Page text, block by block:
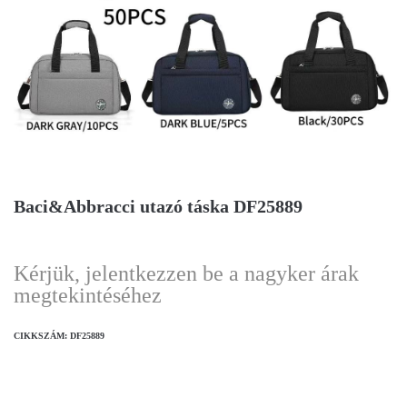
Baci&Abbracci utazó táska DF25889
Kérjük, jelentkezzen be a nagyker árak
megtekintéséhez
CIKKSZÁM: DF25889